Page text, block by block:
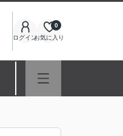
ログインお気に入り
0